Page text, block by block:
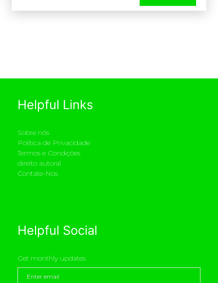
Helpful Links
Sobre nós
Política de Privacidade
Termos e Condições
direito autoral
Contate-Nos
Helpful Social
Get monthly updates